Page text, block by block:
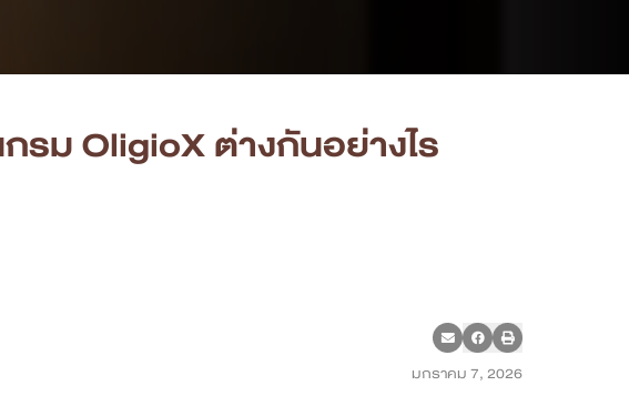
รม OligioX ต่างกันอย่างไร
มกราคม 7, 2026